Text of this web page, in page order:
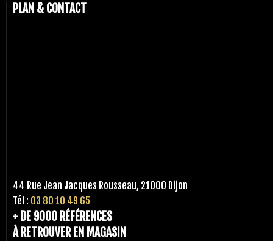
PLAN & CONTACT
44 Rue Jean Jacques Rousseau, 21000 Dijon
Tél : 03 80 10 49 65
+ DE 9000 RÉFÉRENCES
À RETROUVER EN MAGASIN